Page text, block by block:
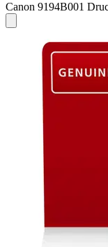
Canon 9194B001